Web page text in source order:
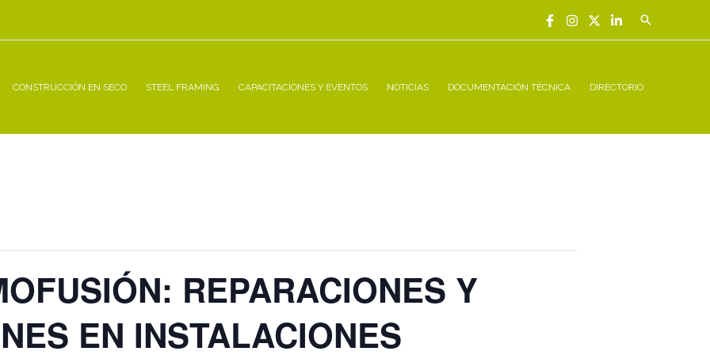
Buscar
CONSTRUCCIÓN EN SECO STEEL FRAMING CAPACITACIONES Y EVENTOS NOTICIAS DOCUMENTACIÓN TÉCNICA DIRECTORIO
REPARACIONES Y
EN INSTALACIONES